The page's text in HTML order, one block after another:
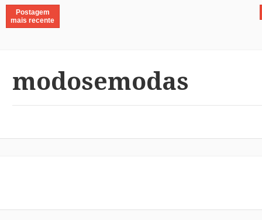
Postagem
mais recente
modosemodas